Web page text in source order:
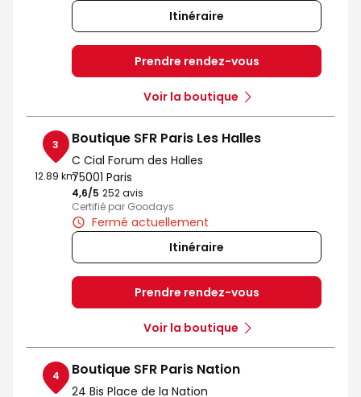
Itinéraire
Prendre rendez-vous
Voir la boutique
3
12.89 km
Boutique SFR Paris Les Halles
C Cial Forum des Halles
75001 Paris
4,6/5 Note de 4.6 sur 5
252 avis
Certifié par Goodays
Fermé actuellement
Itinéraire
Prendre rendez-vous
Voir la boutique
4 Boutique SFR Paris Nation
24 Bis Place de la Nation